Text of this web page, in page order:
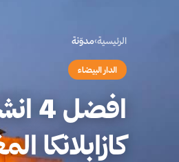
الرئيسية›مدوّنة
الدار البيضاء
كازابلانكا